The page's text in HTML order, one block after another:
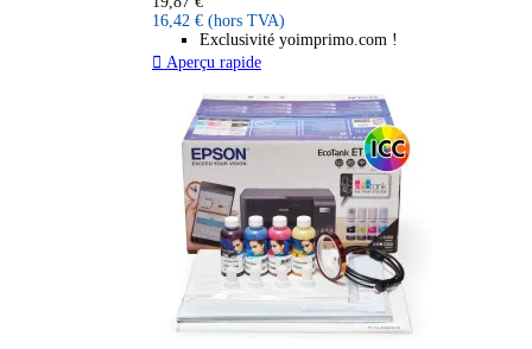
16,42 € (hors TVA)
Exclusivité yoimprimo.com !
 Aperçu rapide